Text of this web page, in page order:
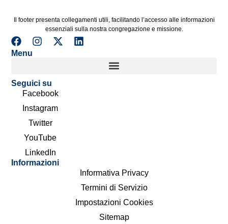
Il footer presenta collegamenti utili, facilitando l’accesso alle informazioni
essenziali sulla nostra congregazione e missione.
Menu
Seguici su
Facebook
Instagram
Twitter
YouTube
LinkedIn
Informazioni
Informativa Privacy
Termini di Servizio
Impostazioni Cookies
Sitemap